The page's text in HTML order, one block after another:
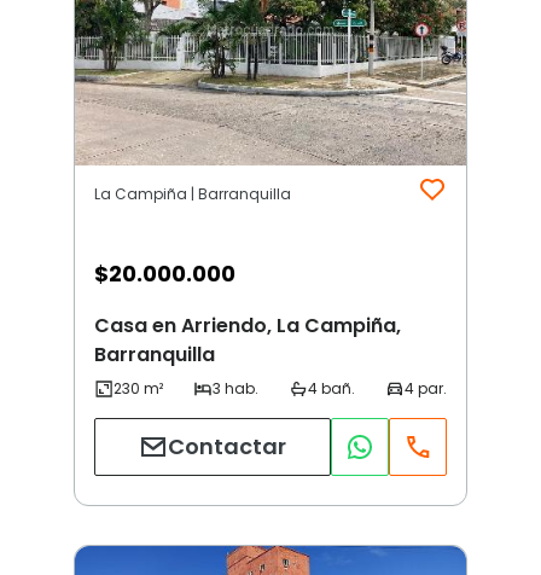
La Campiña | Barranquilla
$20.000.000
Casa en Arriendo, La Campiña,
Barranquilla
Contactar